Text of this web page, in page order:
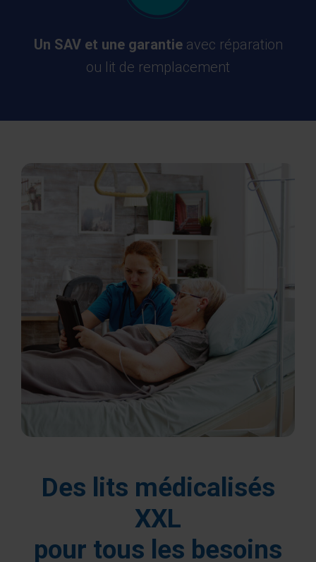
Un SAV et une garantie avec réparation
ou lit de remplacement
Des lits médicalisés
XXL
pour tous les besoins